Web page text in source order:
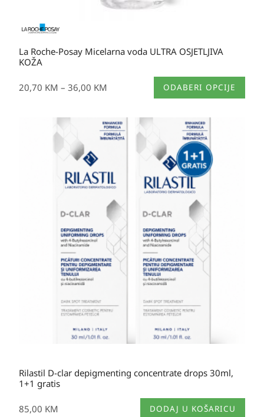
La Roche-Posay Micelarna voda ULTRA OSJETLJIVA
KOŽA
20,70 KM – 36,00 KM ODABERI OPCIJE
Ovaj
proizvod
varijanti.
Opcije
se
mogu
odabrati
stranici
proizvoda
Rilastil D-clar depigmenting concentrate drops 30ml,
1+1 gratis
85,00 KM DODAJ U KOŠARICU